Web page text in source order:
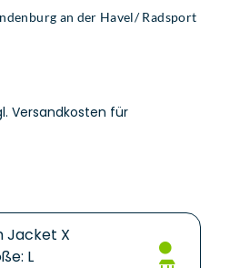
an der Havel/ Radsport
Versandkosten für
Jacket X
L